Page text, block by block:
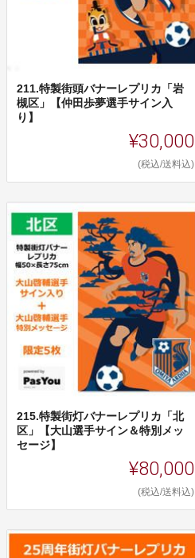
211.特製街頭バナーレプリカ「岩
槻区」【仲田歩夢選手サイン入
り】
¥30,000
(税込/送料込)
215.特製街灯バナーレプリカ「北
区」【大山選手サイン＆特別メッ
セージ】
¥80,000
(税込/送料込)